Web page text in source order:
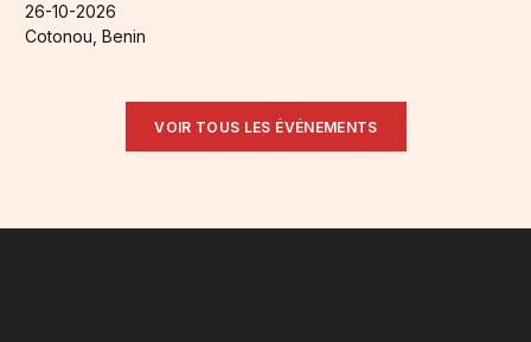
26-10-2026
Cotonou, Benin
VOIR TOUS LES ÉVÉNEMENTS